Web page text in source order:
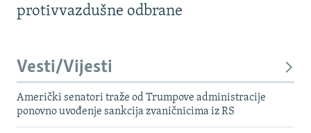
protivvazdušne odbrane
Vesti/Vijesti
Američki senatori traže od Trumpove administracije
ponovno uvođenje sankcija zvaničnicima iz RS